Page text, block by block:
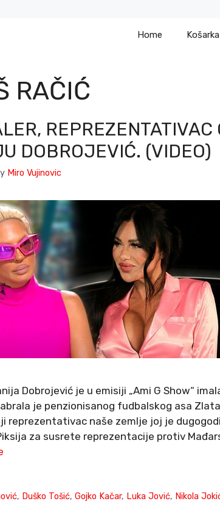
Home Košarka
RAČIĆ
REPREZENTATIVAC
DOBROJEVIĆ. (VIDEO)
Miro Vujinovic
Dobrojević je u emisiji „Ami G Show“
je penzionisanog fudbalskog asa
reprezentativac naše zemlje joj je
za susrete reprezentacije protiv
, Duško Tošić,Gojko Kačar, Luka Jović, Nikola